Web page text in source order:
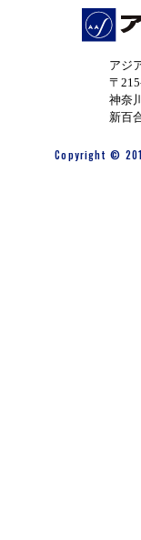
アジ
〒
神奈
新百
Copyright ©